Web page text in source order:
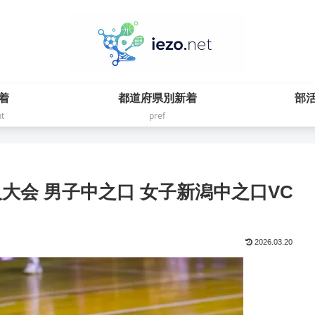
都道府県別新着
pref
部
会 男子中之口 女子新潟中之口VC
2026.03.20